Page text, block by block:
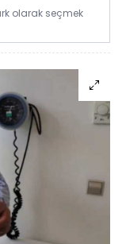
olarak seçmek